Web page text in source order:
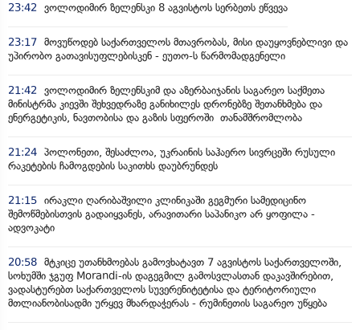
23:42 ვოლოდიმირ ზელენსკი 8 აგვისტოს სერბეთს ეწვევა
23:17 მოვუწოდებ საქართველოს მთავრობას, მისი დაუყოვნებლივი და
უპირობო გათავისუფლებისკენ - ეუთო-ს წარმომადგენელი
21:42
ვოლოდიმირ ზელენსკიმ და აზერბაიჯანის საგარეო საქმეთა
მინისტრმა კიევში შეხვედრაზე განიხილეს დრონებზე შეთანხმება და
ენერგეტიკის, ნავთობისა და გაზის სფეროში თანამშრომლობა
21:24 პოლონეთი, შესაძლოა, უკრაინის საჰაერო სივრცეში რუსული
რაკეტების ჩამოგდების საკითხს დაუბრუნდეს
21:15 ირაკლი ღარიბაშვილი კლინიკაში გეგმური სამედიცინო
შემოწმებისთვის გადაიყვანეს, არავითარი საპანიკო არ ყოფილა -
ადვოკატი
20:58 მტკიცე უთანხმოებას გამოვხატავთ 7 აგვისტოს საქართველოში,
სოხუმში ჯგუფ Morandi-ის დაგეგმილ გამოსვლასთან დაკავშირებით,
ვადასტურებთ საქართველოს სუვერენიტეტისა და ტერიტორიული
მთლიანობისადმი ურყევ მხარდაჭერას - რუმინეთის საგარეო უწყება